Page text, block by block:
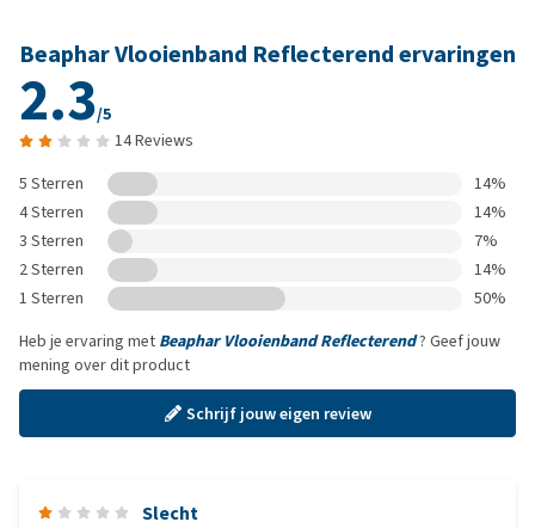
Beaphar Vlooienband Reflecterend ervaringen
2.3/5
14 Reviews
5 Sterren
14%
4 Sterren
14%
3 Sterren
7%
2 Sterren
14%
1 Sterren
50%
Heb je ervaring met Beaphar Vlooienband Reflecterend? Geef jouw
mening over dit product
Schrijf jouw eigen review
Slecht